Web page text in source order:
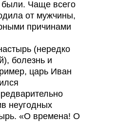
Чаще всего
от мужчины,
причинами
(нередко
болезнь и
царь Иван
неугодных
«О времена! О